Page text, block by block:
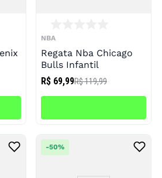
NBA
Regata Nba Chicago
Bulls Infantil
R$ 69,99R$ 119,99
-50%